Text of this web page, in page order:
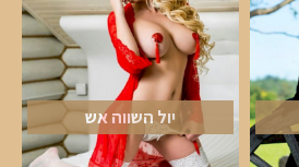
יול השווה אש